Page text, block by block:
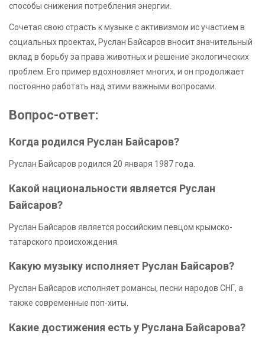
способы снижения потребления энергии.
Сочетая свою страсть к музыке с активизмом ис участием в
социальных проектах, Руслан Байсаров вносит значительный
вклад в борьбу за права животных и решение экологических
проблем. Его пример вдохновляет многих, и он продолжает
постоянно работать над этими важными вопросами.
Вопрос-ответ:
Когда родился Руслан Байсаров?
Руслан Байсаров родился 20 января 1987 года.
Какой национальности является Руслан
Байсаров?
Руслан Байсаров является российским певцом крымско-
татарского происхождения.
Какую музыку исполняет Руслан Байсаров?
Руслан Байсаров исполняет романсы, песни народов СНГ, а
также современные поп-хиты.
Какие достижения есть у Руслана Байсарова?